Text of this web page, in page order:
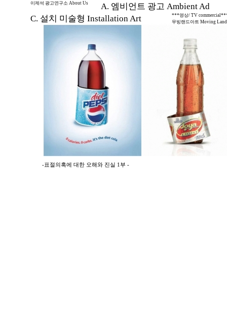
이제석 광고연구소 About Us
A. 엠비언트 광고 Ambient Ad
C. 설치 미술형 Installation Art
***영상/ TV
무빙랜드아트 Moving
-표절의혹에 대한 오해와 진실 1부 -